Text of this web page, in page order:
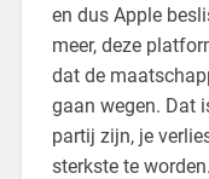
en dus Apple
meer, deze
dat de
gaan wegen. Dat
partij zijn, je
sterkste te worden.